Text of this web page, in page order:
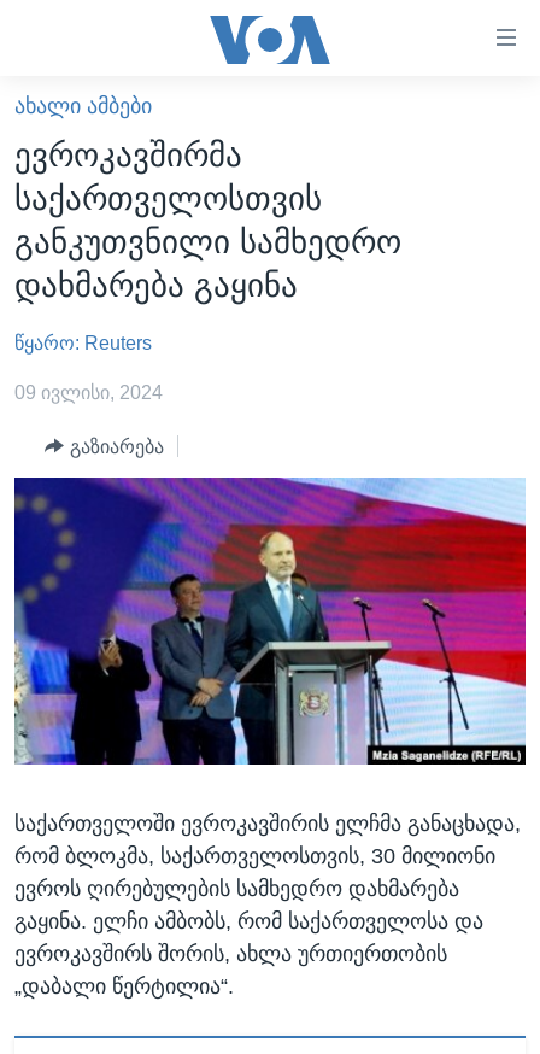
ხელმისაწვდომობისთვის
გადადით
მთავარზე
გადადით
მთავარ
ნავიგაციაზე
გადადით
ძიებაზე
ᲐᲮᲐᲚᲘ ᲐᲛᲑᲔᲑᲘ
ᲡᲐᲥᲐᲠᲗᲕᲔᲚᲝ
ᲐᲨᲨ
ᲐᲨᲨ-ᲘᲡ ᲐᲠᲩᲔᲕᲜᲔᲑᲘ 2024
ᲛᲡᲝᲤᲚᲘᲝ
ᲕᲘᲓᲔᲝᲔᲑᲘ
ᲒᲐᲓᲐᲪᲔᲛᲔᲑᲘ
ᲕᲐᲨᲘᲜᲒᲢᲝᲜᲘ ᲓᲦᲔᲡ
ᲮᲔᲓᲕᲐ ᲕᲐᲨᲘᲜᲒᲢᲝᲜᲘᲓᲐᲜ
ᲡᲢᲣᲓᲘᲐ ᲕᲐᲨᲘᲜᲒᲢᲝᲜᲘ
ᲡᲮᲕᲐ ᲡᲘᲐᲮᲚᲔᲔᲑᲘ
ᲞᲝᲚᲘᲢᲘᲙᲐ
ᲔᲙᲝᲜᲝᲛᲘᲙᲐ
ᲯᲐᲜᲛᲠᲗᲔᲚᲝᲑᲐ
ᲛᲔᲪᲜᲘᲔᲠᲔᲑᲐ
ᲘᲜᲢᲔᲠᲕᲘᲣ
ᲙᲣᲚᲢᲣᲠᲐ
ᲓᲔᲖᲘᲜᲤᲝᲠᲛᲐᲪᲘᲐ
ᲠᲣᲡᲔᲗᲘᲡ ᲨᲔᲭᲠᲐ ᲣᲙᲠᲐᲘᲜᲐᲨᲘ
Learning English
ᲗᲕᲐᲚᲘ ᲒᲕᲐᲓᲔᲕᲜᲔᲗ
ენები
ᲐᲮᲐᲚᲘ ᲐᲛᲑᲔᲑᲘ
ევროკავშირმა
საქართველოსთვის
განკუთვნილი სამხედრო
დახმარება გაყინა
წყარო: Reuters
09 ივლისი, 2024
გაზიარება
საქართველოში ევროკავშირის ელჩმა განაცხადა,
რომ ბლოკმა, საქართველოსთვის, 30 მილიონი
ევროს ღირებულების სამხედრო დახმარება
გაყინა. ელჩი ამბობს, რომ საქართველოსა და
ევროკავშირს შორის, ახლა ურთიერთობის
„დაბალი წერტილია“.